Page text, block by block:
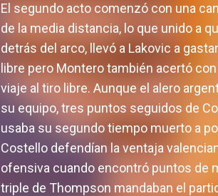
El segundo acto comenzó con una
de la media distancia, lo que unido a
detrás del arco, llevó a Lakovic a
libre pero Montero también acertó
viaje al tiro libre. Aunque el alero
su equipo, tres puntos seguidos de
usaba su segundo tiempo muerto a
Costello defendían la ventaja
ofensiva cuando encontró puntos de
triple de Thompson mandaban el